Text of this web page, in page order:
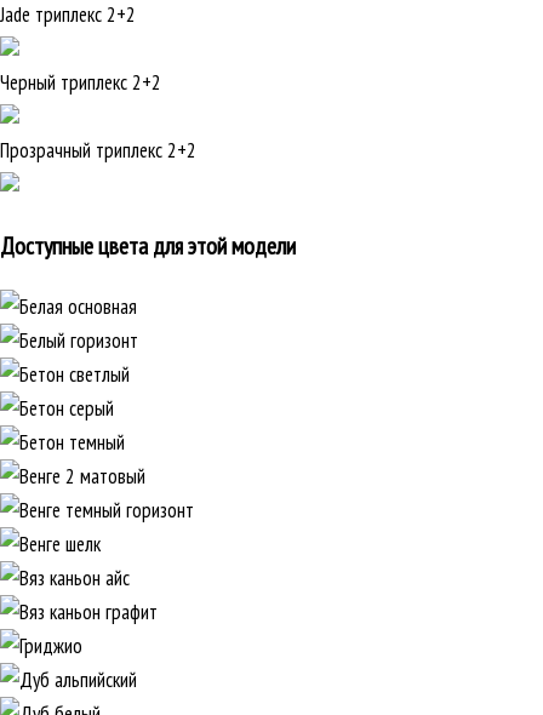
Jade триплекс 2+2
Черный триплекс 2+2
Прозрачный триплекс 2+2
Доступные цвета для этой модели